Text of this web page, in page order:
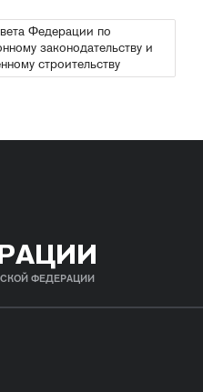
Федерации по
законодательству и
строительству
ФЕДЕРАЦИИ